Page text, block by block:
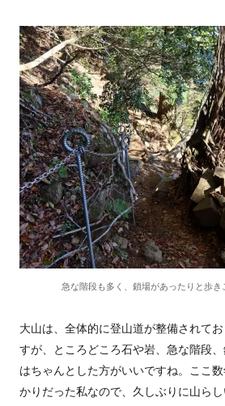
急な階段も多く、鎖場があったりと歩き
大山は、全体的に登山道が整備されて
すが、ところどころ石や岩、急な階段
はちゃんとした方がいいですね。ここ
かりだった私なので、久しぶりに山ら